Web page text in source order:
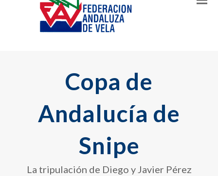
Copa de
Andalucía de
Snipe
La tripulación de Diego y Javier Pérez